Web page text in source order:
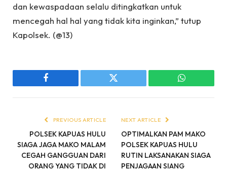
dan kewaspadaan selalu ditingkatkan untuk
mencegah hal hal yang tidak kita inginkan,” tutup
Kapolsek. (@13)
Facebook Twitter WhatsApp
PREVIOUS ARTICLE
POLSEK KAPUAS HULU
SIAGA JAGA MAKO MALAM
CEGAH GANGGUAN DARI
ORANG YANG TIDAK DI
NEXT ARTICLE
OPTIMALKAN PAM MAKO
POLSEK KAPUAS HULU
RUTIN LAKSANAKAN SIAGA
PENJAGAAN SIANG